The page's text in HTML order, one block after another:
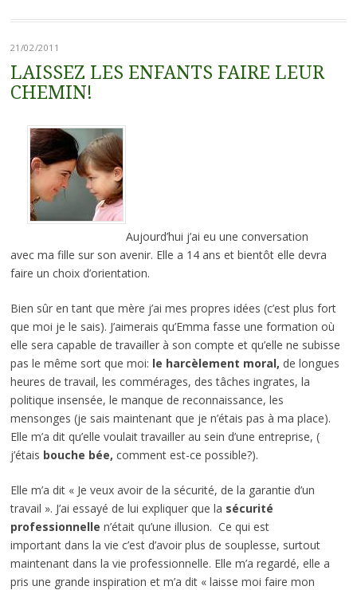
21/02/2011
LAISSEZ LES ENFANTS FAIRE LEUR
CHEMIN!
Aujourd’hui j’ai eu une conversation
avec ma fille sur son avenir. Elle a 14 ans et bientôt elle devra
faire un choix d’orientation.
Bien sûr en tant que mère j’ai mes propres idées (c’est plus fort
que moi je le sais). J’aimerais qu’Emma fasse une formation où
elle sera capable de travailler à son compte et qu’elle ne subisse
pas le même sort que moi: le harcèlement moral, de longues
heures de travail, les commérages, des tâches ingrates, la
politique insensée, le manque de reconnaissance, les
mensonges (je sais maintenant que je n’étais pas à ma place).
Elle m’a dit qu’elle voulait travailler au sein d’une entreprise, (
j’étais bouche bée, comment est-ce possible?).
Elle m’a dit « Je veux avoir de la sécurité, de la garantie d’un
travail ». J’ai essayé de lui expliquer que la sécurité
professionnelle n’était qu’une illusion. Ce qui est
important dans la vie c’est d’avoir plus de souplesse, surtout
maintenant dans la vie professionnelle. Elle m’a regardé, elle a
pris une grande inspiration et m’a dit « laisse moi faire mon